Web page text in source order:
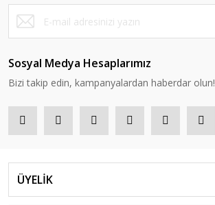
Sosyal Medya Hesaplarımız
Bizi takip edin, kampanyalardan haberdar olun!
ÜYELİK